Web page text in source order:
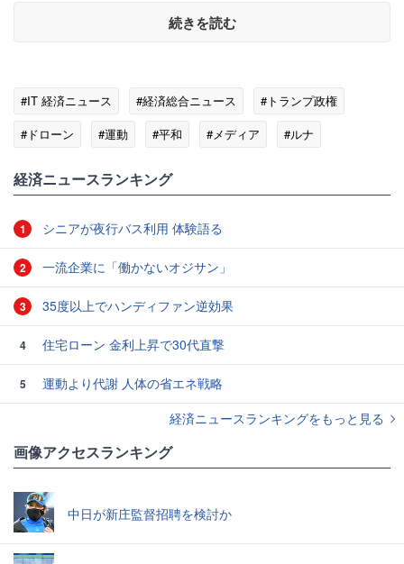
続きを読む
#IT 経済ニュース #経済総合ニュース
#トランプ政権
#ドローン
#運動 #平和 #メディア
#ルナ
経済ニュースランキング
1 シニアが夜行バス利用 体験語る
2 一流企業に「働かないオジサン」
3 35度以上でハンディファン逆効果
4 住宅ローン 金利上昇で30代直撃
5
運動より代謝 人体の省エネ戦略
経済ニュースランキングをもっと見る
画像アクセスランキング
中日が新庄監督招聘を検討か